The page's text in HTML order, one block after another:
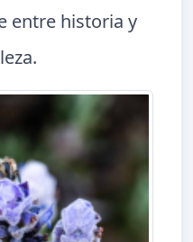
entre historia y